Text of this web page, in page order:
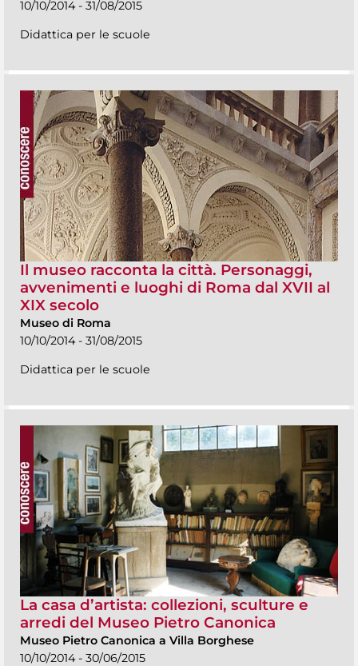
10/10/2014 - 31/08/2015
Didattica per le scuole
Il museo racconta la città. Personaggi,
avvenimenti e luoghi di Roma dal XVII al
XIX secolo
Museo di Roma
10/10/2014 - 31/08/2015
Didattica per le scuole
La casa d’artista: collezioni, sculture e
arredi del Museo Pietro Canonica
Museo Pietro Canonica a Villa Borghese
10/10/2014 - 30/06/2015